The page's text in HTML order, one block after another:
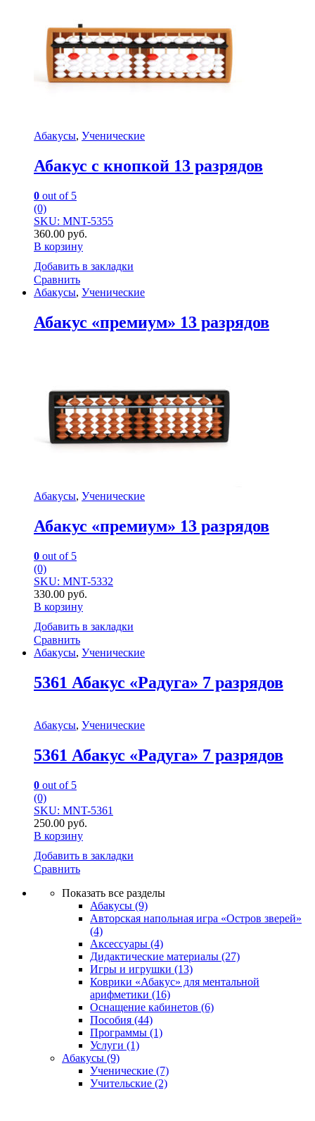
Абакусы, Ученические
Абакус с кнопкой 13 разрядов
0 out of 5
(0)
SKU: MNT-5355
360.00 руб.
В корзину
Добавить в закладки
Сравнить
Абакусы, Ученические
Абакус «премиум» 13 разрядов
Абакусы, Ученические
Абакус «премиум» 13 разрядов
0 out of 5
(0)
SKU: MNT-5332
330.00 руб.
В корзину
Добавить в закладки
Сравнить
Абакусы, Ученические
5361 Абакус «Радуга» 7 разрядов
Абакусы, Ученические
5361 Абакус «Радуга» 7 разрядов
0 out of 5
(0)
SKU: MNT-5361
250.00 руб.
В корзину
Добавить в закладки
Сравнить
Показать все разделы
Абакусы (9)
Авторская напольная игра «Остров зверей»
(4)
Аксессуары (4)
Дидактические материалы (27)
Игры и игрушки (13)
Коврики «Абакус» для ментальной
арифметики (16)
Оснащение кабинетов (6)
Пособия (44)
Программы (1)
Услуги (1)
Абакусы (9)
Ученические (7)
Учительские (2)